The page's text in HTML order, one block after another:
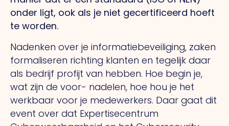
onder ligt, ook als je niet gecertificeerd hoeft
te worden.
Nadenken over je informatiebeveiliging, zaken
formaliseren richting klanten en tegelijk daar
als bedrijf profijt van hebben. Hoe begin je,
wat zijn de voor- nadelen, hoe hou je het
werkbaar voor je medewerkers. Daar gaat dit
event over dat Expertisecentrum